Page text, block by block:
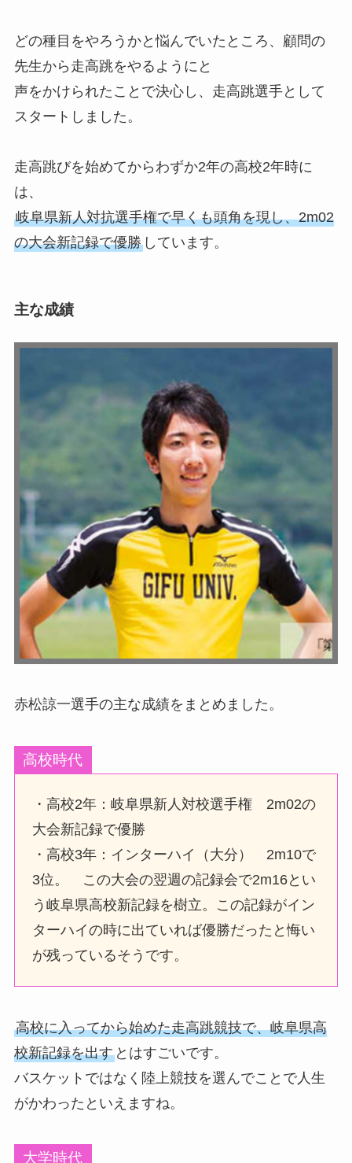
どの種目をやろうかと悩んでいたところ、顧問の
先生から走高跳をやるようにと
声をかけられたことで決心し、走高跳選手として
スタートしました。
走高跳びを始めてからわずか2年の高校2年時に
は、
岐阜県新人対抗選手権で早くも頭角を現し、2m02
の大会新記録で優勝しています。
主な成績
赤松諒一選手の主な成績をまとめました。
高校時代
・高校2年：岐阜県新人対校選手権 2m02の
大会新記録で優勝
・高校3年：インターハイ（大分） 2m10で
3位。 この大会の翌週の記録会で2m16とい
う岐阜県高校新記録を樹立。この記録がイン
ターハイの時に出ていれば優勝だったと悔い
が残っているそうです。
高校に入ってから始めた走高跳競技で、岐阜県高
校新記録を出すとはすごいです。
バスケットではなく陸上競技を選んでことで人生
がかわったといえますね。
大学時代